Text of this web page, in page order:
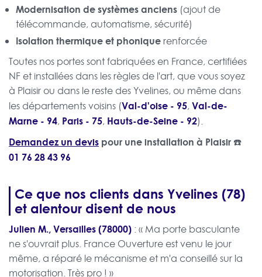
Modernisation de systèmes anciens (ajout de
télécommande, automatisme, sécurité)
Isolation thermique et phoniquerenforcée
Toutes nos portes sont fabriquées en France, certifiées
NF et installées dans les règles de l'art, que vous soyez
à Plaisir ou dans le reste des Yvelines, ou même dans
les départements voisins (Val-d'oise - 95, Val-de-
Marne - 94, Paris - 75, Hauts-de-Seine - 92).
Demandez un devis pour une installation à Plaisir ☎️
01 76 28 43 96
Ce que nos clients dans Yvelines (78)
et alentour disent de nous
Julien M., Versailles (78000) : « Ma porte basculante
ne s'ouvrait plus. France Ouverture est venu le jour
même, a réparé le mécanisme et m'a conseillé sur la
motorisation. Très pro ! »